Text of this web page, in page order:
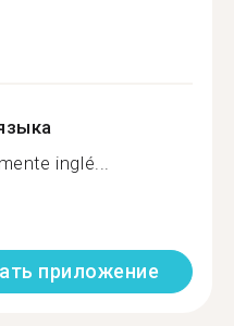
inglé...
приложение